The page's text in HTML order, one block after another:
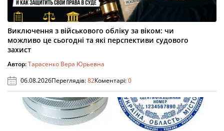
Виключення з військового обліку за віком: чи
можливо це сьогодні та які перспективи судового
захист
Автор:Тарасенко Вера Юрьевна
06.08.2026Переглядів:82Коментарі:0